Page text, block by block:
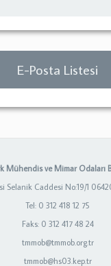
E-Posta Listesi
Mühendis ve Mimar Odaları
Selanik Caddesi No:19/1
Tel: 0 312 418 12 75
Faks: 0 312 417 48 24
tmmob@tmmob.org.tr
tmmob@hs03.kep.tr